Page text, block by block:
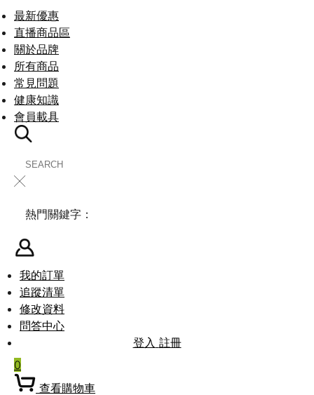
最新優惠
直播商品區
關於品牌
所有商品
常見問題
健康知識
會員載具
╳
熱門關鍵字：
我的訂單
追蹤清單
修改資料
問答中心
登入 註冊
0
查看購物車